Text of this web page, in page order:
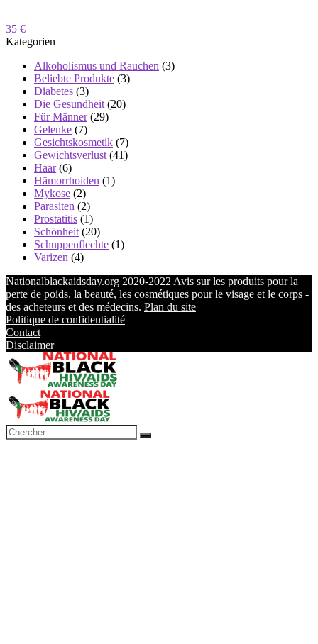
35 €
Kategorien
Alkoholismus und Rauchen (3)
Beliebte Produkte (3)
Diabetes (3)
Die Gesundheit (20)
Für Männer(29)
Gelenke (7)
Gesichtskosmetik (7)
Gewichtsverlust (41)
Haar(6)
Hämorrhoiden (1)
Mykose (2)
Parasiten (2)
Prostatitis (1)
Schönheit (20)
Schuppenflechte (1)
Varizen (4)
Nationalblackaidsday.org 2020-2022 Avis sur les produits pour la
perte de poids, la beauté, les cosmétiques pour le visage et le corps -
des acheteurs et des médecins. Plan du site
Politique de confidentialité
Contact
Disclaimer